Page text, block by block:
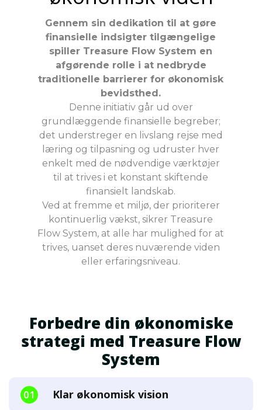
Gennem sin dedikation til at gøre
finansielle indsigter tilgængelige
spiller Treasure Flow System en
afgørende rolle i at nedbryde
traditionelle barrierer for økonomisk
bevidsthed.
Denne initiativ går ud over
grundlæggende finansielle begreber;
det understreger en livslang rejse med
læring og tilpasning og udruster hver
enkelt med de nødvendige værktøjer
til at trives i et konstant skiftende
finansielt landskab.
Ved at fremme et miljø, der prioriterer
kontinuerlig vækst, sikrer Treasure
Flow System, at alle har mulighed for at
trives, uanset deres nuværende viden
eller erfaringsniveau.
Forbedre din økonomiske
strategi med Treasure Flow
System
Klar økonomisk vision